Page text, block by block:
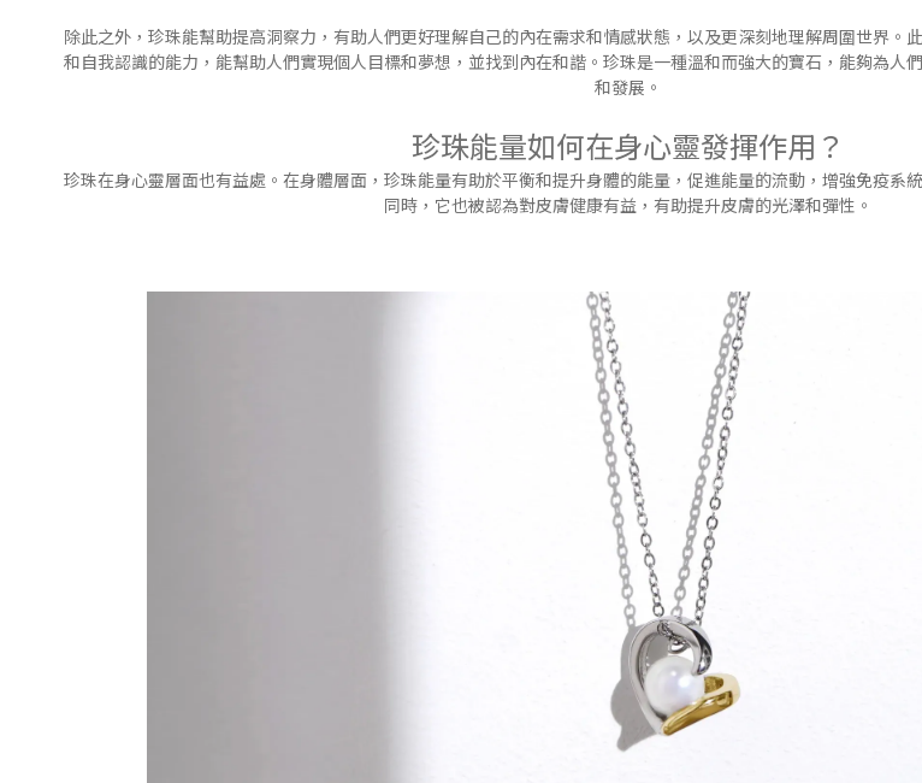
除此之外，珍珠能幫助提高洞察力，有助人們更好理解自己的內在需求和情感狀態，以及更深刻地理解周圍世界。
和自我認識的能力，能幫助人們實現個人目標和夢想，並找到內在和諧。珍珠是一種溫和而強大的寶石，能夠為人
和發展。
珍珠能量如何在身心靈發揮作用？
珍珠在身心靈層面也有益處。在身體層面，珍珠能量有助於平衡和提升身體的能量，促進能量的流動，增強免疫系
同時，它也被認為對皮膚健康有益，有助提升皮膚的光澤和彈性。